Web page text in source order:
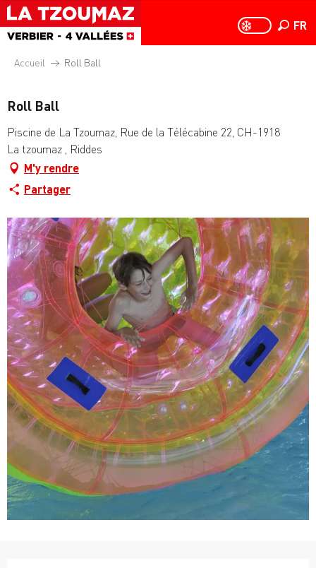
Aller
au
contenu
principal
PAGE D’ACCUEIL
PAGE
FR
Accueil Roll Ball
Roll Ball
Piscine de La Tzoumaz, Rue de la Télécabine 22, CH-1918
La tzoumaz , Riddes
M'y rendre
Partager